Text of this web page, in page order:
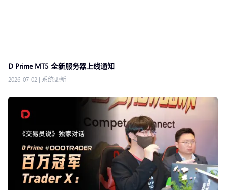
D Prime MT5 全新服务器上线通知
2026-07-02 | 系统更新